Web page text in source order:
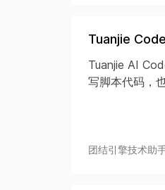
Tuanjie
Tuanjie AI
写脚本代码，
团结引擎技术助